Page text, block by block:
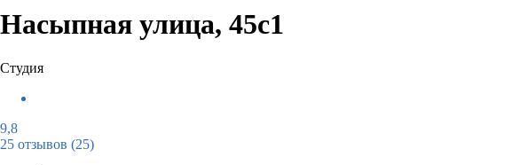
Насыпная улица, 45с1
Студия
9,8
25 отзывов (25)